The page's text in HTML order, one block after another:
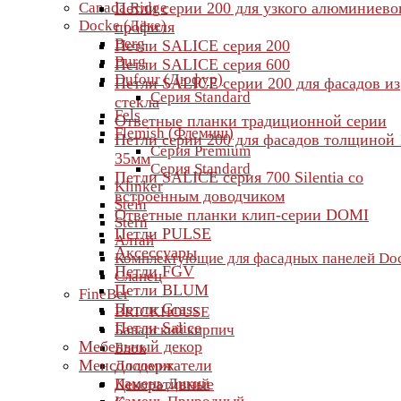
Canada Ridge
Docke (Дёке)
Berg
Burg
Dufour (Дюфур)
Серия Standard
Fels
Flemish (Флемиш)
Серия Premium
Серия Standard
Klinker
Stein
Stern
Алтай
Комплектующие для фасадных панелей
Сланец
FineBer
BRICKHOUSE
Баварский кирпич
Блок
Доломит
Камень Дикий
Петли серии 200 для узкого
профиля
Петли SALICE серия 200
Петли SALICE серия 600
Петли SALICE серии 200 для фасадов из
стекла
Ответные планки традиционной серии
Петли серии 200 для фасадов толщиной
35мм
Петли SALICE серия 700 Silentia со
встроенным доводчиком
Ответные планки клип-серии DOMI
Петли PULSE
Аксессуары
Петли FGV
Петли BLUM
Петли Grass
Петли Salice
Мебельный декор
Менсолодержатели
Декоративные